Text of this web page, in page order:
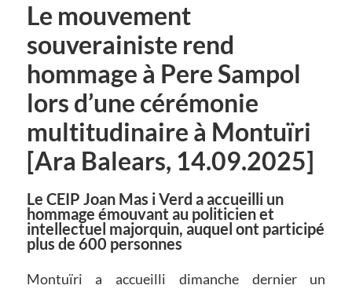
Le mouvement
souverainiste rend
hommage à Pere Sampol
lors d’une cérémonie
multitudinaire à Montuïri
[Ara Balears, 14.09.2025]
Le CEIP Joan Mas i Verd a accueilli un
hommage émouvant au politicien et
intellectuel majorquin, auquel ont participé
plus de 600 personnes
Montuïri a accueilli dimanche dernier un